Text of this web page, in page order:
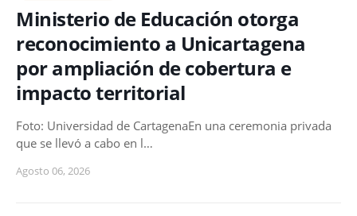
Ministerio de Educación otorga
reconocimiento a Unicartagena
por ampliación de cobertura e
impacto territorial
Foto: Universidad de CartagenaEn una ceremonia privada
que se llevó a cabo en l…
Agosto 06, 2026